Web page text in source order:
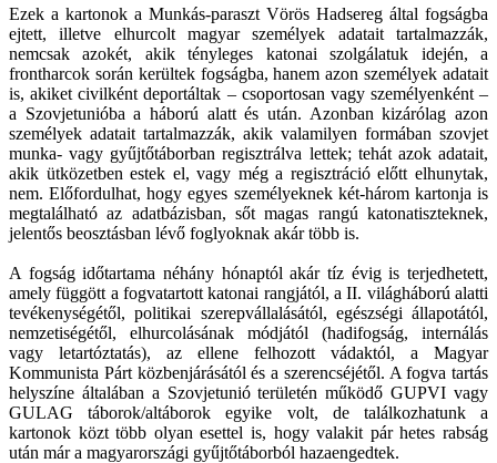
Ezek a kartonok a Munkás-paraszt Vörös Hadsereg által fogságba
ejtett, illetve elhurcolt magyar személyek adatait tartalmazzák,
nemcsak azokét, akik tényleges katonai szolgálatuk idején, a
frontharcok során kerültek fogságba, hanem azon személyek adatait
is, akiket civilként deportáltak – csoportosan vagy személyenként –
a Szovjetunióba a háború alatt és után. Azonban kizárólag azon
személyek adatait tartalmazzák, akik valamilyen formában szovjet
munka- vagy gyűjtőtáborban regisztrálva lettek; tehát azok adatait,
akik ütközetben estek el, vagy még a regisztráció előtt elhunytak,
nem. Előfordulhat, hogy egyes személyeknek két-három kartonja is
megtalálható az adatbázisban, sőt magas rangú katonatiszteknek,
jelentős beosztásban lévő foglyoknak akár több is.
A fogság időtartama néhány hónaptól akár tíz évig is terjedhetett,
amely függött a fogvatartott katonai rangjától, a II. világháború alatti
tevékenységétől, politikai szerepvállalásától, egészségi állapotától,
nemzetiségétől, elhurcolásának módjától (hadifogság, internálás
vagy letartóztatás), az ellene felhozott vádaktól, a Magyar
Kommunista Párt közbenjárásától és a szerencséjétől. A fogva tartás
helyszíne általában a Szovjetunió területén működő GUPVI vagy
GULAG táborok/altáborok egyike volt, de találkozhatunk a
kartonok közt több olyan esettel is, hogy valakit pár hetes rabság
után már a magyarországi gyűjtőtáborból hazaengedtek.